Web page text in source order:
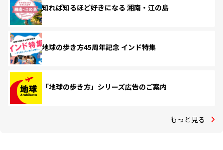
知れば知るほど好きになる 湘南・江の島
地球の歩き方45周年記念 インド特集
「地球の歩き方」シリーズ広告のご案内
もっと見る